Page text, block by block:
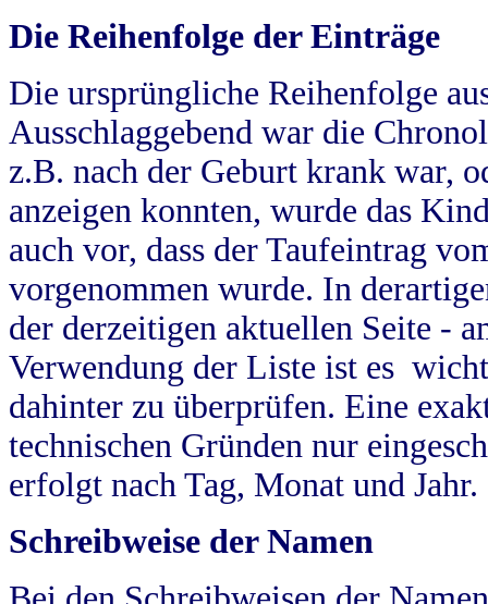
Die Reihenfolge der Einträge
Die ursprüngliche Reihenfolge
Ausschlaggebend war die
z.B. nach der Geburt krank war,
anzeigen konnten, wurde das
auch vor, dass der Taufeintrag
vorgenommen wurde. In
der derzeitigen aktuellen Seite -
Verwendung der Liste ist es
dahinter zu überprüfen. Eine
technischen Gründen nur
erfolgt nach Tag, Monat und Jahr.
Schreibweise der Namen